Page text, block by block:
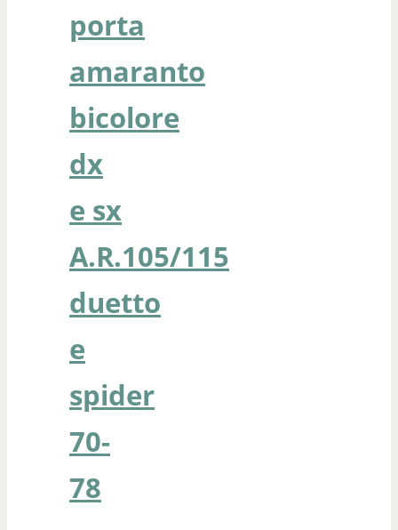
porta
amaranto
bicolore
dx
e sx
A.R.105/115
duetto
e
spider
70-
78